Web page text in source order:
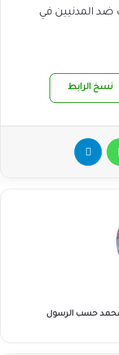
ضد المدنيين في
نسخ الرابط
واتساب
محمد حسب الرسول